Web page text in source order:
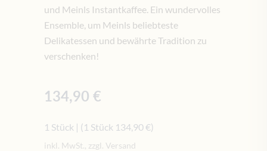
und Meinls Instantkaffee. Ein wundervolles
Ensemble, um Meinls beliebteste
Delikatessen und bewährte Tradition zu
verschenken!
134,90 €
1 Stück | (1 Stück 134,90 €)
inkl. MwSt., zzgl. Versand